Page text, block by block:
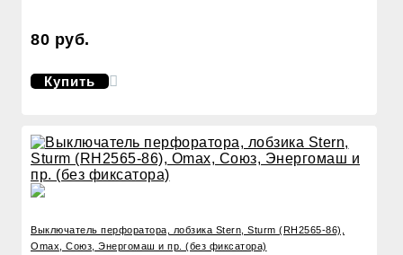
80 руб.
Купить
Выключатель перфоратора, лобзика Stern, Sturm (RH2565-86),
Omax, Союз, Энергомаш и пр. (без фиксатора)